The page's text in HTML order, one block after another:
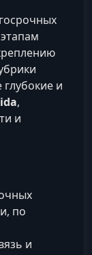
и
,
и
по
и